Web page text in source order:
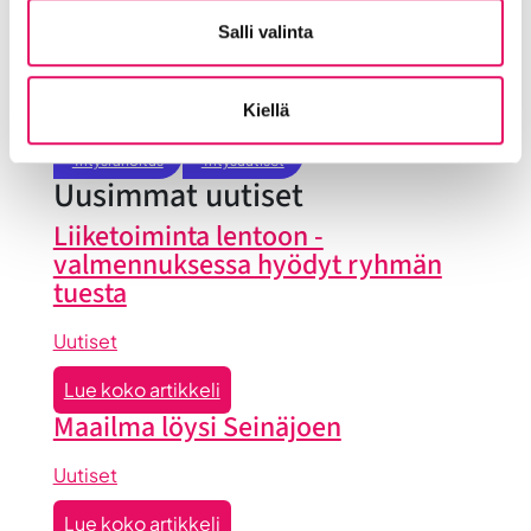
Salli valinta
Kiellä
Yritysrahoitus
Yritysuutiset
Uusimmat uutiset
Liiketoiminta lentoon -
valmennuksessa hyödyt ryhmän
tuesta
Uutiset
Lue koko artikkeli:
Liiketoiminta
lentoon
valmennuksessa
Maailma löysi Seinäjoen
Uutiset
Lue koko artikkeli: